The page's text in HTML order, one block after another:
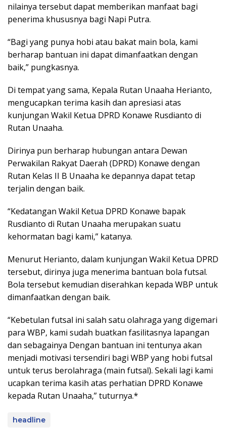
nilainya tersebut dapat memberikan manfaat bagi
penerima khususnya bagi Napi Putra.
“Bagi yang punya hobi atau bakat main bola, kami
berharap bantuan ini dapat dimanfaatkan dengan
baik,” pungkasnya.
Di tempat yang sama, Kepala Rutan Unaaha Herianto,
mengucapkan terima kasih dan apresiasi atas
kunjungan Wakil Ketua DPRD Konawe Rusdianto di
Rutan Unaaha.
Dirinya pun berharap hubungan antara Dewan
Perwakilan Rakyat Daerah (DPRD) Konawe dengan
Rutan Kelas II B Unaaha ke depannya dapat tetap
terjalin dengan baik.
“Kedatangan Wakil Ketua DPRD Konawe bapak
Rusdianto di Rutan Unaaha merupakan suatu
kehormatan bagi kami,” katanya.
Menurut Herianto, dalam kunjungan Wakil Ketua DPRD
tersebut, dirinya juga menerima bantuan bola futsal.
Bola tersebut kemudian diserahkan kepada WBP untuk
dimanfaatkan dengan baik.
“Kebetulan futsal ini salah satu olahraga yang digemari
para WBP, kami sudah buatkan fasilitasnya lapangan
dan sebagainya Dengan bantuan ini tentunya akan
menjadi motivasi tersendiri bagi WBP yang hobi futsal
untuk terus berolahraga (main futsal). Sekali lagi kami
ucapkan terima kasih atas perhatian DPRD Konawe
kepada Rutan Unaaha,” tuturnya.*
headline